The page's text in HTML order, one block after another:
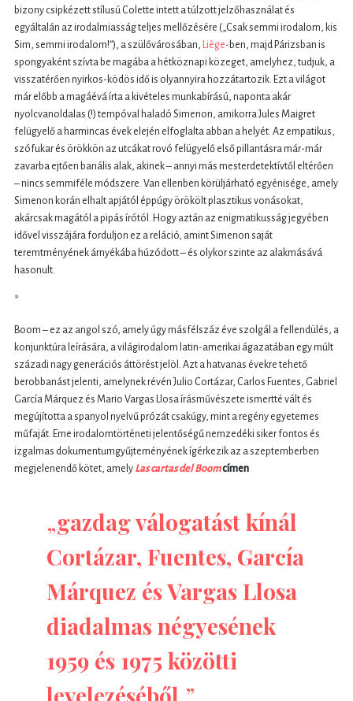
bizony csipkézett stílusú Colette intett a túlzott jelzőhasználat és
egyáltalán az irodalmiasság teljes mellőzésére („Csak semmi irodalom, kis
Sim, semmi irodalom!”), a szülővárosában, Liège-ben, majd Párizsban is
spongyaként szívta be magába a hétköznapi közeget, amelyhez, tudjuk, a
visszatérően nyirkos-ködös idő is olyannyira hozzátartozik. Ezt a világot
már előbb a magáévá írta a kivételes munkabírású, naponta akár
nyolcvanoldalas (!) tempóval haladó Simenon, amikorra Jules Maigret
felügyelő a harmincas évek elején elfoglalta abban a helyét. Az empatikus,
szófukar és örökkön az utcákat rovó felügyelő első pillantásra már-már
zavarba ejtően banális alak, akinek – annyi más mesterdetektívtől eltérően
– nincs semmiféle módszere. Van ellenben körüljárható egyénisége, amely
Simenon korán elhalt apjától éppúgy örökölt plasztikus vonásokat,
akárcsak magától a pipás írótól. Hogy aztán az enigmatikusság jegyében
idővel visszájára forduljon ez a reláció, amint Simenon saját
teremtményének árnyékába húzódott – és olykor szinte az alakmásává
hasonult.
*
Boom – ez az angol szó, amely úgy másfélszáz éve szolgál a fellendülés, a
konjunktúra leírására, a világirodalom latin-amerikai ágazatában egy múlt
századi nagy generációs áttörést jelöl. Azt a hatvanas évekre tehető
berobbanást jelenti, amelynek révén Julio Cortázar, Carlos Fuentes, Gabriel
García Márquez és Mario Vargas Llosa írásművészete ismertté vált és
megújította a spanyol nyelvű prózát csakúgy, mint a regény egyetemes
műfaját. Eme irodalomtörténeti jelentőségű nemzedéki siker fontos és
izgalmas dokumentumgyűjteményének ígérkezik az a szeptemberben
megjelenendő kötet, amely Las cartas del Boomcímen
„gazdag válogatást kínál
Cortázar, Fuentes, García
Márquez és Vargas Llosa
diadalmas négyesének
1959 és 1975 közötti